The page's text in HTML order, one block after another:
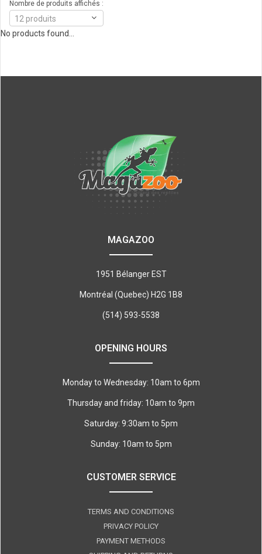
Nombre de produits affichés :
12 produits
No products found...
MAGAZOO
1951 Bélanger EST
Montréal (Quebec) H2G 1B8
(514) 593-5538
OPENING HOURS
Monday to Wednesday: 10am to 6pm
Thursday and friday: 10am to 9pm
Saturday: 9:30am to 5pm
Sunday: 10am to 5pm
CUSTOMER SERVICE
TERMS AND CONDITIONS
PRIVACY POLICY
PAYMENT METHODS